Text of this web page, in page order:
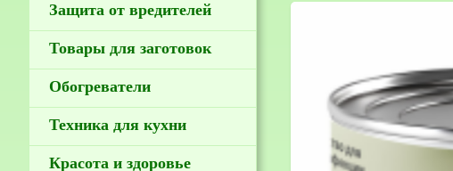
Защита от вредителей
Товары для заготовок
Обогреватели
Техника для кухни
Красота и здоровье